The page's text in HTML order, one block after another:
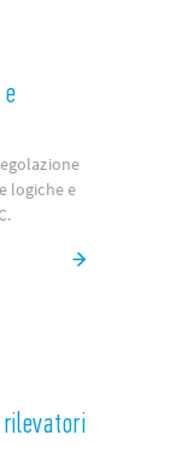
logiche e
rilevatori